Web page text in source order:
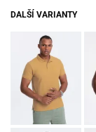
DALŠÍ VARIANTY